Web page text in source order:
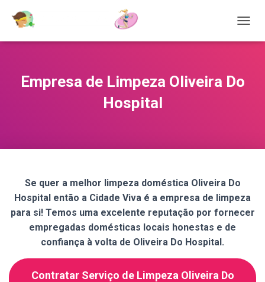
O
E
N
Empresa de Limpeza Oliveira Do
Hospital
Se quer a melhor limpeza doméstica Oliveira Do
Hospital então a Cidade Viva é a empresa de limpeza
para si! Temos uma excelente reputação por fornecer
empregadas domésticas locais honestas e de
confiança à volta de Oliveira Do Hospital.
Contratar Serviço de Limpeza Oliveira Do